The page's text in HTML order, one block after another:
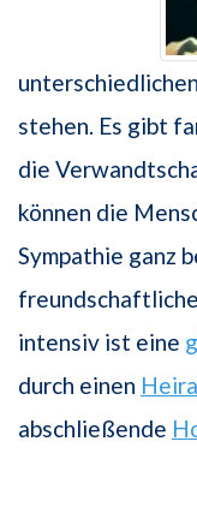
stehen. Es gibt
die
können die
Sympathie ganz
intensiv ist eine
durch einen
abschließende